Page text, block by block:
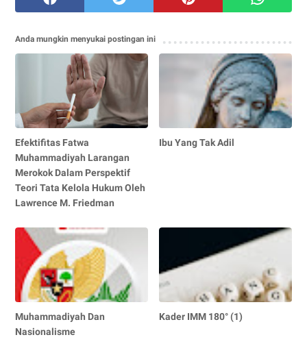
Anda mungkin menyukai postingan ini
Efektifitas Fatwa
Muhammadiyah Larangan
Merokok Dalam Perspektif
Teori Tata Kelola Hukum Oleh
Lawrence M. Friedman
Ibu Yang Tak Adil
Muhammadiyah Dan
Nasionalisme
Kader IMM 180° (1)